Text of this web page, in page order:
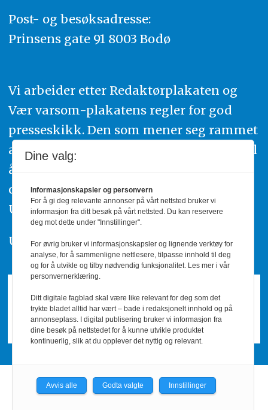
Post- og besøksadresse:
Prinsens gate 91 8003 Bodø
Vi arbeider etter Redaktørplakaten og
Vær varsom-plakatens regler for god
presseskikk. Den som mener seg rammet
av urettmessig publisering, oppfordres til
å ta kontakt med redaksjonen. Du kan
også klage inn saker til Pressens Faglige
Utvalg,www.pfu.no.
Utgiver: PBL
Powered by Labrador CMS
Dine valg:
Informasjonskapsler og personvern
For å gi deg relevante annonser på vårt nettsted bruker vi
informasjon fra ditt besøk på vårt nettsted. Du kan reservere
deg mot dette under "Innstillinger".
For øvrig bruker vi informasjonskapsler og lignende verktøy for
analyse, for å sammenligne nettlesere, tilpasse innhold til deg
og for å utvikle og tilby nødvendig funksjonalitet. Les mer i vår
personvernerklæring.
Ditt digitale fagblad skal være like relevant for deg som det
trykte bladet alltid har vært – bade i redaksjonelt innhold og på
annonseplass. I digital publisering bruker vi informasjon fra
dine besøk på nettstedet for å kunne utvikle produktet
kontinuerlig, slik at du opplever det nyttig og relevant.
Avvis alle Godta valgte Innstillinger